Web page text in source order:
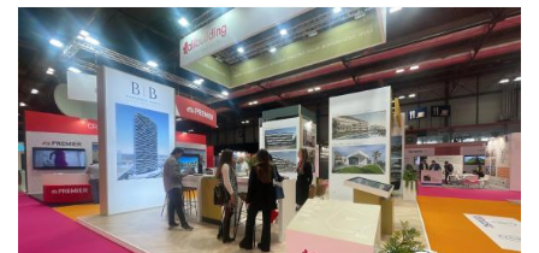
VENTA
VELÁZQUEZ
23,
PRIMER
PROYECTO
EN
MADRID
DE
LA
PROMOTORA
ALICANTINA
Imagen